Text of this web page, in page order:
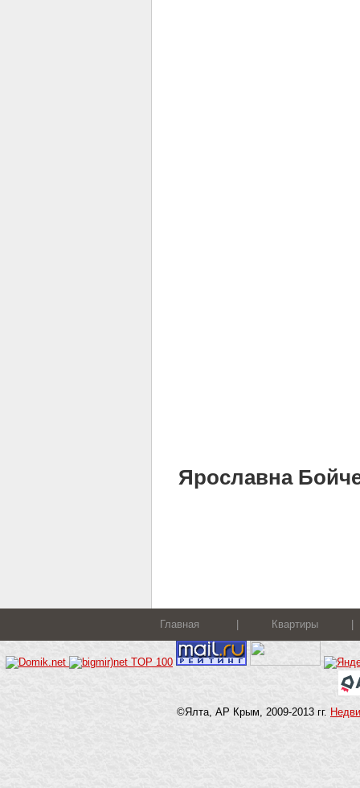
Ярославна
Главная Квартиры
©Ялта, АР Крым, 2009-2013 гг.